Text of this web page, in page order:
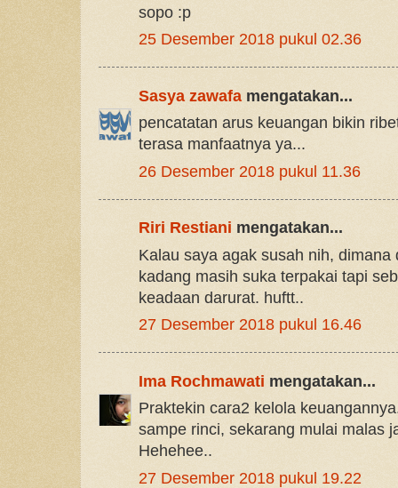
sopo :p
25 Desember 2018 pukul 02.36
Sasya zawafa mengatakan...
pencatatan arus keuangan bikin
terasa manfaatnya ya...
26 Desember 2018 pukul 11.36
Riri Restiani mengatakan...
Kalau saya agak susah nih, dimana
kadang masih suka terpakai tapi
keadaan darurat. huftt..
27 Desember 2018 pukul 16.46
Ima Rochmawati mengatakan...
Praktekin cara2 kelola
sampe rinci, sekarang mulai malas
Hehehee..
27 Desember 2018 pukul 19.22